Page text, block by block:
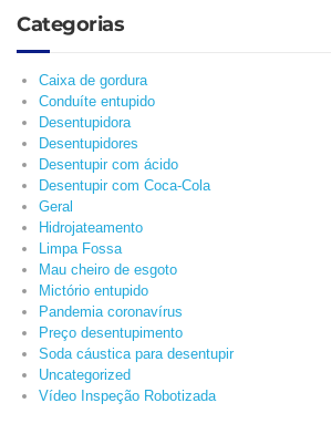
Categorias
Caixa de gordura
Conduíte entupido
Desentupidora
Desentupidores
Desentupir com ácido
Desentupir com Coca-Cola
Geral
Hidrojateamento
Limpa Fossa
Mau cheiro de esgoto
Mictório entupido
Pandemia coronavírus
Preço desentupimento
Soda cáustica para desentupir
Uncategorized
Vídeo Inspeção Robotizada